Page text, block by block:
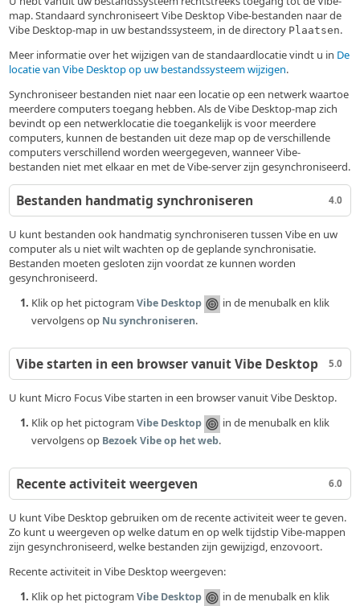
map. Standaard synchroniseert Vibe Desktop Vibe-bestanden naar de
Vibe Desktop-map in uw bestandssysteem, in de directory Plaatsen.
Meer informatie over het wijzigen van de standaardlocatie vindt u in De
locatie van Vibe Desktop op uw bestandssysteem wijzigen.
Synchroniseer bestanden niet naar een locatie op een netwerk waartoe
meerdere computers toegang hebben. Als de Vibe Desktop-map zich
bevindt op een netwerklocatie die toegankelijk is voor meerdere
computers, kunnen de bestanden uit deze map op de verschillende
computers verschillend worden weergegeven, wanneer Vibe-
bestanden niet met elkaar en met de Vibe-server zijn gesynchroniseerd.
4.0
Bestanden handmatig synchroniseren
U kunt bestanden ook handmatig synchroniseren tussen Vibe en uw
computer als u niet wilt wachten op de geplande synchronisatie.
Bestanden moeten gesloten zijn voordat ze kunnen worden
gesynchroniseerd.
Klik op het pictogramVibe Desktop
in de menubalk en klik
vervolgens op Nu synchroniseren.
5.0
Vibe starten in een browser vanuit Vibe Desktop
U kunt Micro Focus Vibe starten in een browser vanuit Vibe Desktop.
Klik op het pictogramVibe Desktop
in de menubalk en klik
vervolgens op Bezoek Vibe op het web.
6.0
Recente activiteit weergeven
U kunt Vibe Desktop gebruiken om de recente activiteit weer te geven.
Zo kunt u weergeven op welke datum en op welk tijdstip Vibe-mappen
zijn gesynchroniseerd, welke bestanden zijn gewijzigd, enzovoort.
Recente activiteit in Vibe Desktop weergeven:
Klik op het pictogramVibe Desktop
in de menubalk en klik